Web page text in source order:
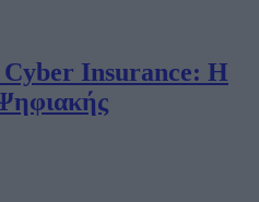
Cyber Insurance: Η